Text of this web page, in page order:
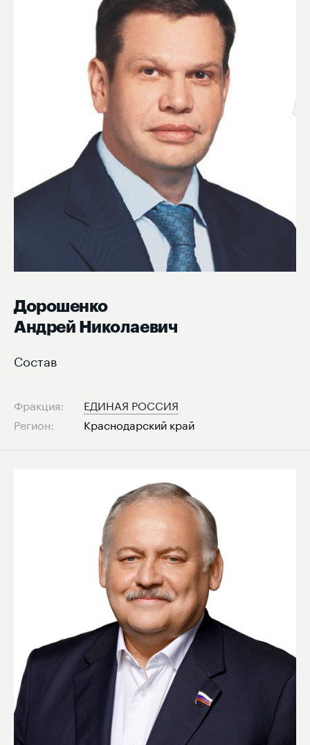
Дорошенко
Андрей Николаевич
Состав
Фракция:
ЕДИНАЯ РОССИЯ
Регион:
Краснодарский край